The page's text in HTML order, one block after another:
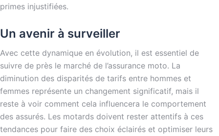
primes injustifiées.
Un avenir à surveiller
Avec cette dynamique en évolution, il est essentiel de
suivre de près le marché de l’assurance moto. La
diminution des disparités de tarifs entre hommes et
femmes représente un changement significatif, mais il
reste à voir comment cela influencera le comportement
des assurés. Les motards doivent rester attentifs à ces
tendances pour faire des choix éclairés et optimiser leurs